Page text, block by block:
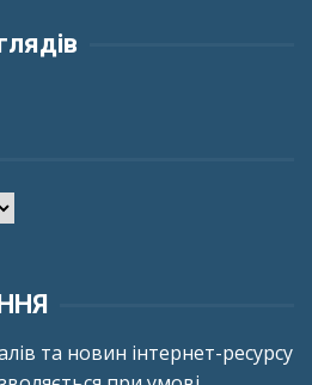
та новин інтернет-ресурсу